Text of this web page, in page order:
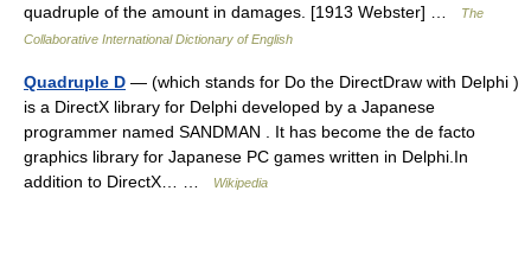
quadruple of the amount in damages. [1913 Webster] …
The
Collaborative International Dictionary of English
Quadruple D — (which stands for Do the DirectDraw with Delphi )
is a DirectX library for Delphi developed by a Japanese
programmer named SANDMAN . It has become the de facto
graphics library for Japanese PC games written in Delphi.In
addition to DirectX… …
Wikipedia